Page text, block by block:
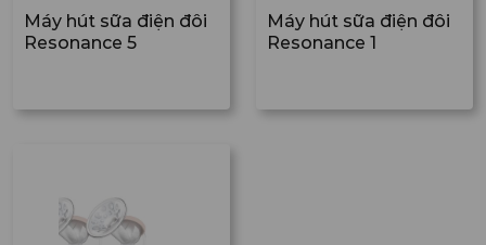
Máy hút sữa điện đôi
Resonance 5
Máy hút sữa điện đôi
Resonance 1